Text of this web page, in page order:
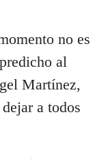
no es
al
Martínez,
a todos